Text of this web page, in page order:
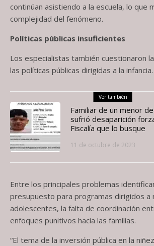
continúan asistiendo a la escuela, lo que
complejidad del fenómeno.
Políticas públicas insuficientes
Los especialistas también cuestionaron
las políticas públicas dirigidas a la infancia.
Ver también
Familiar de un menor
sufrió desaparición
Fiscalía que lo busque
11 de octubre de 2023
Entre los principales problemas
presupuesto para programas dirigidos a
adolescentes, la falta de coordinación
enfoques punitivos hacia las familias.
“El tema de la inversión pública en la